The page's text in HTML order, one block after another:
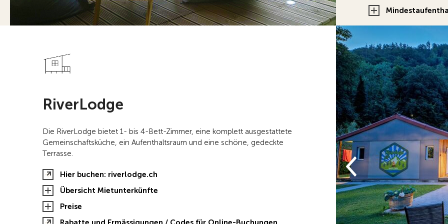
RiverLodge
Die RiverLodge bietet 1- bis 4-Bett-Zimmer, eine komplett ausgestattete
Gemeinschaftsküche, ein Aufenthaltsraum und eine schöne, gedeckte
Terrasse.
Hier buchen: riverlodge.ch
Übersicht Mietunterkünfte
Preise